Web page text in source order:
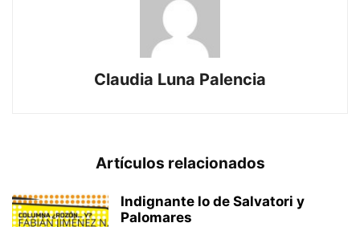
Claudia Luna Palencia
Artículos relacionados
Indignante lo de Salvatori y
Palomares